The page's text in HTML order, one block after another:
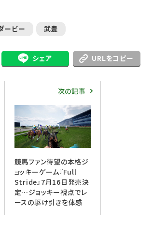
ービー 武豊
シェア URLをコピー
次の記事
競馬ファン待望の本格ジ
ョッキーゲーム『Full
Stride』7月16日発売決
定…ジョッキー視点でレ
ースの駆け引きを体感